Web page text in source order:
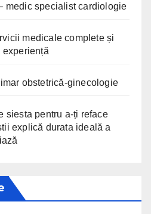
medic specialist cardiologie
medicale complete și
obstetrică-ginecologie
siesta pentru a-ți reface
explică durata ideală a